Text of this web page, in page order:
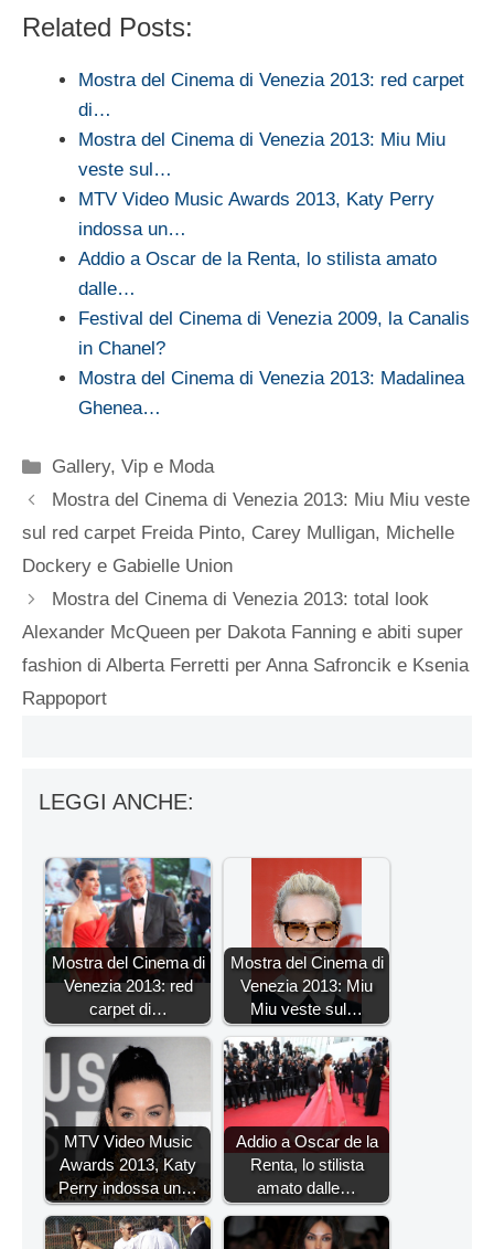
Related Posts:
Mostra del Cinema di Venezia 2013: red carpet
di…
Mostra del Cinema di Venezia 2013: Miu Miu
veste sul…
MTV Video Music Awards 2013, Katy Perry
indossa un…
Addio a Oscar de la Renta, lo stilista amato
dalle…
Festival del Cinema di Venezia 2009, la Canalis
in Chanel?
Mostra del Cinema di Venezia 2013: Madalinea
Ghenea…
Categorie
Gallery,Vip e Moda
Mostra del Cinema di Venezia 2013: Miu Miu veste
sul red carpet Freida Pinto, Carey Mulligan, Michelle
Dockery e Gabielle Union
Mostra del Cinema di Venezia 2013: total look
Alexander McQueen per Dakota Fanning e abiti super
fashion di Alberta Ferretti per Anna Safroncik e Ksenia
Rappoport
LEGGI ANCHE:
Mostra del Cinema di
Venezia 2013: red
carpet di…
Mostra del Cinema di
Venezia 2013: Miu
Miu veste sul…
MTV Video Music
Awards 2013, Katy
Perry indossa un…
Addio a Oscar de la
Renta, lo stilista
amato dalle…